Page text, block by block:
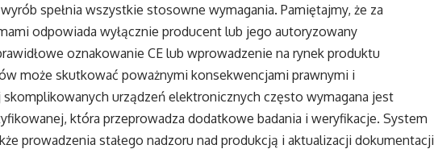
spełnia wszystkie stosowne wymagania. Pamiętajmy, że za
odpowiada wyłącznie producent lub jego autoryzowany
oznakowanie CE lub wprowadzenie na rynek produktu
może skutkować poważnymi konsekwencjami prawnymi i
urządzeń elektronicznych często wymagana jest
która przeprowadza dodatkowe badania i weryfikacje. System
prowadzenia stałego nadzoru nad produkcją i aktualizacji dokumentacji